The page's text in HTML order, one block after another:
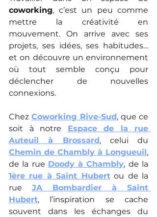
coworking, c’est un peu comme
mettre la créativité en
mouvement. On arrive avec ses
projets, ses idées, ses habitudes…
et on découvre un environnement
où tout semble conçu pour
déclencher de nouvelles
connexions.
Chez Coworking Rive-Sud, que ce
soit à notre Espace de la rue
Auteuil à Brossard
Chemin de Chambly à Longueuil,
de la rue Doody à Chambly
1ère rue à Saint Hubert ou de la
rue JA Bombardier à Saint
Hubert, l’inspiration se cache
souvent dans les échanges du